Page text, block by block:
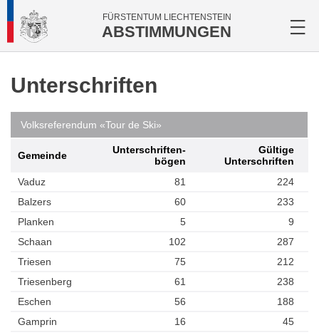
FÜRSTENTUM LIECHTENSTEIN
ABSTIMMUNGEN
Unterschriften
Volksreferendum «Tour de Ski»
Gemeinde
Unterschriften­
bögen
Gültige
Unterschriften
Vaduz
81
224
Balzers
60
233
Planken
5
9
Schaan
102
287
Triesen
75
212
Triesenberg
61
238
Eschen
56
188
Gamprin
16
45